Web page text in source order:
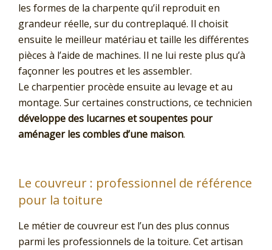
les formes de la charpente qu’il reproduit en
grandeur réelle, sur du contreplaqué. Il choisit
ensuite le meilleur matériau et taille les différentes
pièces à l’aide de machines. Il ne lui reste plus qu’à
façonner les poutres et les assembler.
Le charpentier procède ensuite au levage et au
montage. Sur certaines constructions, ce technicien
développe des lucarnes et soupentes pour
aménager les combles d’une maison.
Le couvreur : professionnel de référence
pour la toiture
Le métier de couvreur est l’un des plus connus
parmi les professionnels de la toiture. Cet artisan